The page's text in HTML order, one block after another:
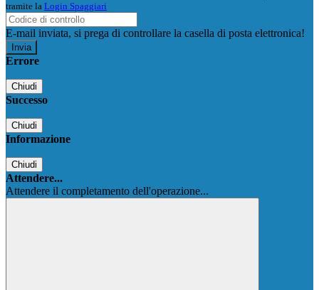
tramite la Login Spaggiari
E-mail inviata, si prega di controllare la casella di posta elettronica!
Errore
Chiudi
Successo
Chiudi
Informazione
Chiudi
Attendere...
Attendere il completamento dell'operazione...